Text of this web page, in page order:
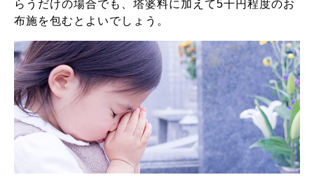
らうだけの場合でも、塔婆料に加えて5千円程度のお
布施を包むとよいでしょう。